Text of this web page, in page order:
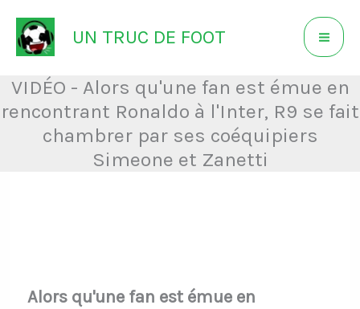
Aller
au
contenu
UN TRUC DE FOOT
VIDÉO - Alors qu'une fan est émue en
rencontrant Ronaldo à l'Inter, R9 se fait
chambrer par ses coéquipiers
Simeone et Zanetti
Alors qu'une fan est émue en